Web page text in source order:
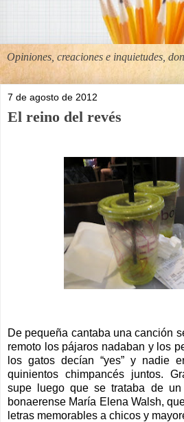
Opiniones, creaciones e inquietudes,
7 de agosto de 2012
El reino del revés
De pequeña cantaba una canción
remoto los pájaros nadaban y los
los gatos decían “yes” y nadie
quinientos chimpancés juntos.
supe luego que se trataba de
bonaerense María Elena Walsh,
letras memorables a chicos y